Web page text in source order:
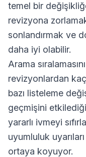
temel bir
revizyona
sonlandırmak ve
daha iyi olabilir.
Arama
revizyonlardan
bazı listeleme
geçmişini
yararlı ivmeyi
uyumluluk
ortaya koyuyor.